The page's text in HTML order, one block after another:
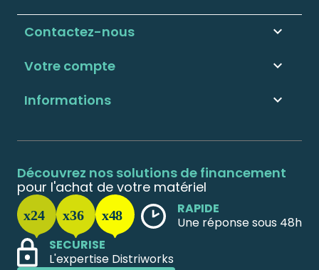
Informations 
Votre compte 
Contactez-nous keyboard_arrow_down
Découvrez nos solutions de financement
pour l'achat de votre matériel
RAPIDE
Une réponse sous 48h
SECURISE
L'expertise Distriworks